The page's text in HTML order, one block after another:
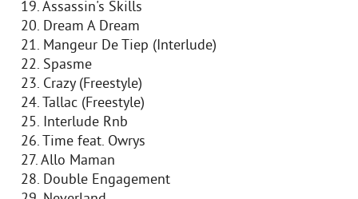
19. Assassin's Skills
20. Dream A Dream
21. Mangeur De Tiep (Interlude)
22. Spasme
23. Crazy (Freestyle)
24. Tallac (Freestyle)
25. Interlude Rnb
26. Time feat. Owrys
27. Allo Maman
28. Double Engagement